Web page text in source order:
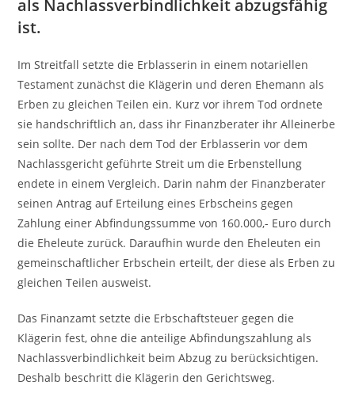
als Nachlassverbindlichkeit abzugsfähig
ist.
Im Streitfall setzte die Erblasserin in einem notariellen
Testament zunächst die Klägerin und deren Ehemann als
Erben zu gleichen Teilen ein. Kurz vor ihrem Tod ordnete
sie handschriftlich an, dass ihr Finanzberater ihr Alleinerbe
sein sollte. Der nach dem Tod der Erblasserin vor dem
Nachlassgericht geführte Streit um die Erbenstellung
endete in einem Vergleich. Darin nahm der Finanzberater
seinen Antrag auf Erteilung eines Erbscheins gegen
Zahlung einer Abfindungssumme von 160.000,- Euro durch
die Eheleute zurück. Daraufhin wurde den Eheleuten ein
gemeinschaftlicher Erbschein erteilt, der diese als Erben zu
gleichen Teilen ausweist.
Das Finanzamt setzte die Erbschaftsteuer gegen die
Klägerin fest, ohne die anteilige Abfindungszahlung als
Nachlassverbindlichkeit beim Abzug zu berücksichtigen.
Deshalb beschritt die Klägerin den Gerichtsweg.